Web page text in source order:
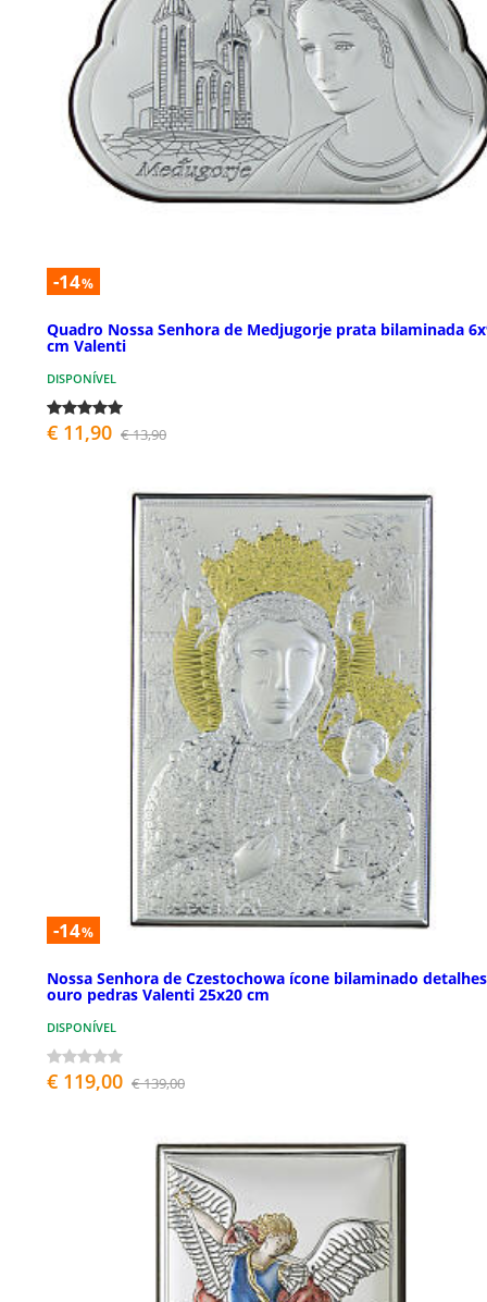
-14%
Quadro Nossa Senhora de Medjugorje prata bilaminada
cm Valenti
DISPONÍVEL
€ 11,90 € 13,90
-14%
Nossa Senhora de Czestochowa ícone bilaminado detalhes
ouro pedras Valenti 25x20 cm
DISPONÍVEL
€ 119,00 € 139,00